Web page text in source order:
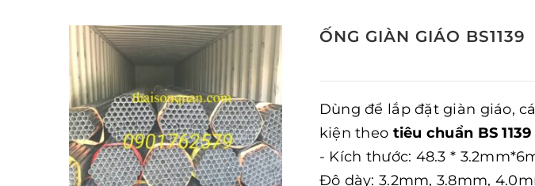
ỐNG GIÀN GIÁO BS1139
Dùng để lắp đặt giàn giáo,
kiện theo tiêu chuẩn BS 1139
- Kích thước: 48.3 *
Độ dày: 3.2mm, 3.8mm,